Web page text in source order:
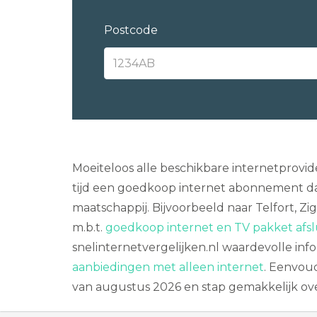
Postcode
Moeiteloos alle beschikbare
tijd een goedkoop internet abonnement
maatschappij. Bijvoorbeeld naar Telfort,
m.b.t. goedkoop internet en TV pakket
snelinternetvergelijken.nl waardevolle
aanbiedingen met alleen internet.
van augustus 2026 en stap gemakkelijk